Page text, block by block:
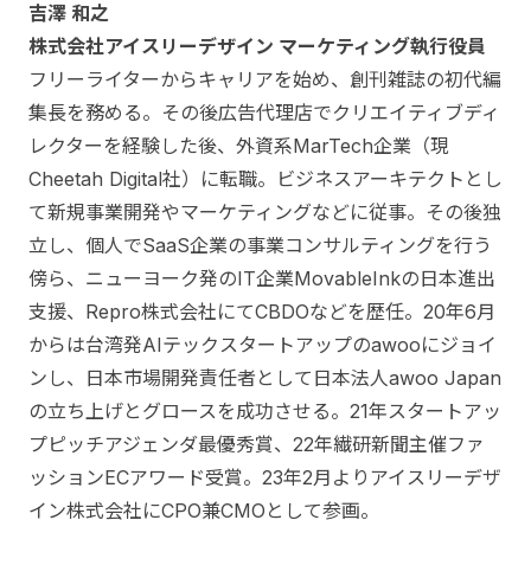
吉澤 和之
株式会社アイスリーデザイン マーケティング執行役員
フリーライターからキャリアを始め、創刊雑誌の初代編
集長を務める。その後広告代理店でクリエイティブディ
レクターを経験した後、外資系MarTech企業（現
Cheetah Digital社）に転職。ビジネスアーキテクトとし
て新規事業開発やマーケティングなどに従事。その後独
立し、個人でSaaS企業の事業コンサルティングを行う
傍ら、ニューヨーク発のIT企業MovableInkの日本進出
支援、Repro株式会社にてCBDOなどを歴任。20年6月
からは台湾発AIテックスタートアップのawooにジョイ
ンし、日本市場開発責任者として日本法人awoo Japan
の立ち上げとグロースを成功させる。21年スタートアッ
プピッチアジェンダ最優秀賞、22年繊研新聞主催ファ
ッションECアワード受賞。23年2月よりアイスリーデザ
イン株式会社にCPO兼CMOとして参画。